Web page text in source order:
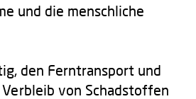
und die menschliche
den Ferntransport und
von Schadstoffen